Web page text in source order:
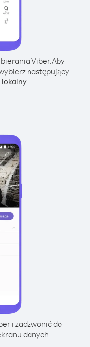
Viber.Aby
następujący
lokalny
i zadzwonić do
danych